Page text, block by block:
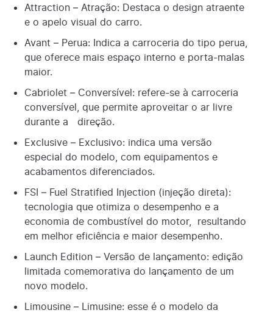
Attraction – Atração: Destaca o design atraente
e o apelo visual do carro.
Avant – Perua: Indica a carroceria do tipo perua,
que oferece mais espaço interno e porta-malas
maior.
Cabriolet – Conversível: refere-se à carroceria
conversível, que permite aproveitar o ar livre
durante a direção.
Exclusive – Exclusivo: indica uma versão
especial do modelo, com equipamentos e
acabamentos diferenciados.
FSI – Fuel Stratified Injection (injeção direta):
tecnologia que otimiza o desempenho e a
economia de combustível do motor, resultando
em melhor eficiência e maior desempenho.
Launch Edition – Versão de lançamento: edição
limitada comemorativa do lançamento de um
novo modelo.
Limousine – Limusine: esse é o modelo da